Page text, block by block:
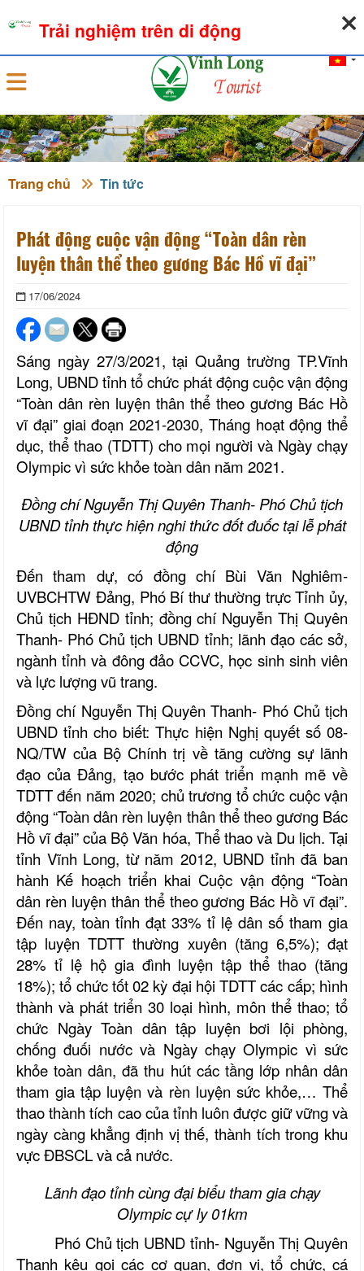
Đăng nhập
Trang chủ Tin tức
Phát động cuộc vận động “Toàn dân rèn
luyện thân thể theo gương Bác Hồ vĩ đại”
17/06/2024
Sáng ngày 27/3/2021, tại Quảng trường TP.Vĩnh
Long, UBND tỉnh tổ chức phát độngcuộc vận động
“Toàn dân rèn luyện thân thể theo gương Bác Hồ
vĩ đại” giai đoạn 2021-2030, Tháng hoạt động thể
dục, thể thao (TDTT) cho mọi người và Ngày chạy
Olympic vì sức khỏe toàn dân năm 2021.
Đồng chí Nguyễn Thị Quyên Thanh- Phó Chủ tịch
UBND tỉnh thực hiện nghi thức đốt đuốc tại lễ phát
động
Đến tham dự, có đồng chí Bùi Văn Nghiêm-
UVBCHTW Đảng, Phó Bí thư thường trực Tỉnh ủy,
Chủ tịch HĐND tỉnh; đồng chí Nguyễn Thị Quyên
Thanh- Phó Chủ tịch UBND tỉnh; lãnh đạo các sở,
ngành tỉnh và đông đảo CCVC, học sinh sinh viên
và lực lượng vũ trang.
Đồng chí Nguyễn Thị Quyên Thanh- Phó Chủ tịch
UBND tỉnh cho biết: Thực hiện Nghị quyết số 08-
NQ/TW của Bộ Chính trị về tăng cường sự lãnh
đạo của Đảng, tạo bước phát triển mạnh mẽ về
TDTT đến năm 2020; chủ trương tổ chức cuộc vận
động “Toàn dân rèn luyện thân thể theo gương Bác
Hồ vĩ đại” của Bộ Văn hóa, Thể thao và Du lịch. Tại
tỉnh Vĩnh Long, từ năm 2012, UBND tỉnh đã ban
hành Kế hoạch triển khai Cuộc vận động “Toàn
dân rèn luyện thân thể theo gương Bác Hồ vĩ đại”.
Đến nay, toàn tỉnh đạt 33% tỉ lệ dân số tham gia
tập luyện TDTT thường xuyên (tăng 6,5%); đạt
28% tỉ lệ hộ gia đình luyện tập thể thao (tăng
18%); tổ chức tốt 02 kỳ đại hội TDTT các cấp; hình
thành và phát triển 30 loại hình, môn thể thao; tổ
chức Ngày Toàn dân tập luyện bơi lội phòng,
chống đuối nước và Ngày chạy Olympic vì sức
khỏe toàn dân, đã thu hút các tầng lớp nhân dân
tham gia tập luyện và rèn luyện sức khỏe,… Thể
thao thành tích cao của tỉnh luôn được giữ vững và
ngày càng khẳng định vị thế, thành tích trong khu
vực ĐBSCL và cả nước.
Lãnh đạo tỉnh cùng đại biểu tham giachạy
Olympic cự ly 01km
Phó Chủ tịch UBND tỉnh- Nguyễn Thị Quyên
Thanh kêu gọi các cơ quan, đơn vị, tổ chức, cá
Trải nghiệm trên di động